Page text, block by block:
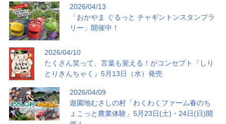
2026/04/13
「おかやま ぐるっと チャギントンスタンプラ
リー」開催中！
2026/04/10
たくさん笑って、言葉も覚える！がコンセプト『しり
とりきんちゃく』5月13日（水）発売
2026/04/09
遊園地むさしの村「わくわくファーム春のち
ょこっと農業体験」5月23日(土)・24日(日)開